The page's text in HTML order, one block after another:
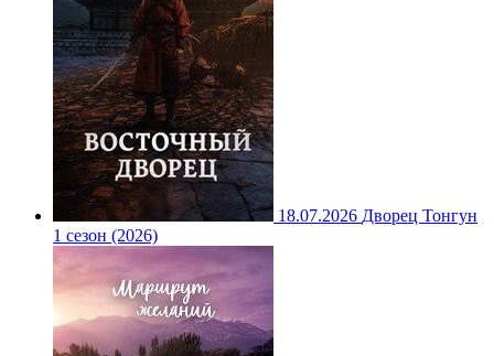
18.07.2026 Дворец Тонгун
1 сезон (2026)